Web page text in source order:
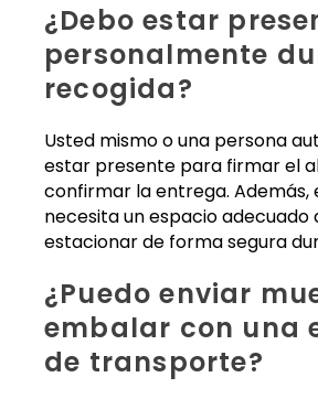
¿Debo estar
personalmente
recogida?
Usted mismo o una persona
estar presente para firmar el
confirmar la entrega. Además,
necesita un espacio adecuado
estacionar de forma segura
¿Puedo enviar
embalar con una
de transporte?